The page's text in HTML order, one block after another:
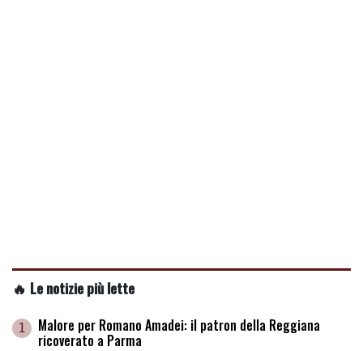
🔥 Le notizie più lette
1 Malore per Romano Amadei: il patron della Reggiana
ricoverato a Parma